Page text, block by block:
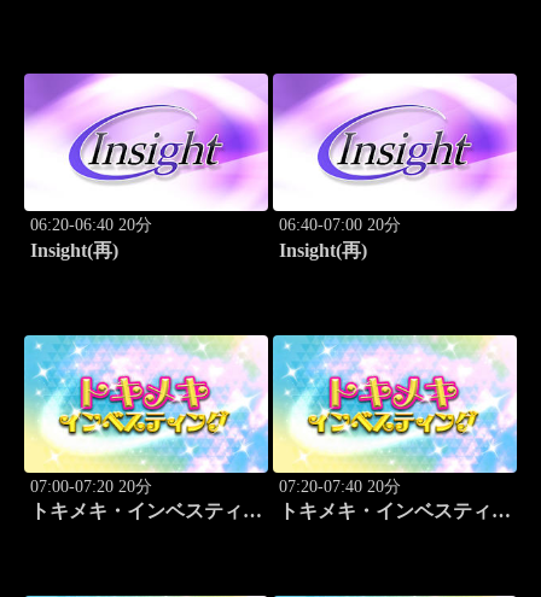
06:20-06:40 20分
Insight(再)
06:40-07:00 20分
Insight(再)
07:00-07:20 20分
トキメキ・インベスティン
07:20-07:40 20分
トキメキ・インベスティン